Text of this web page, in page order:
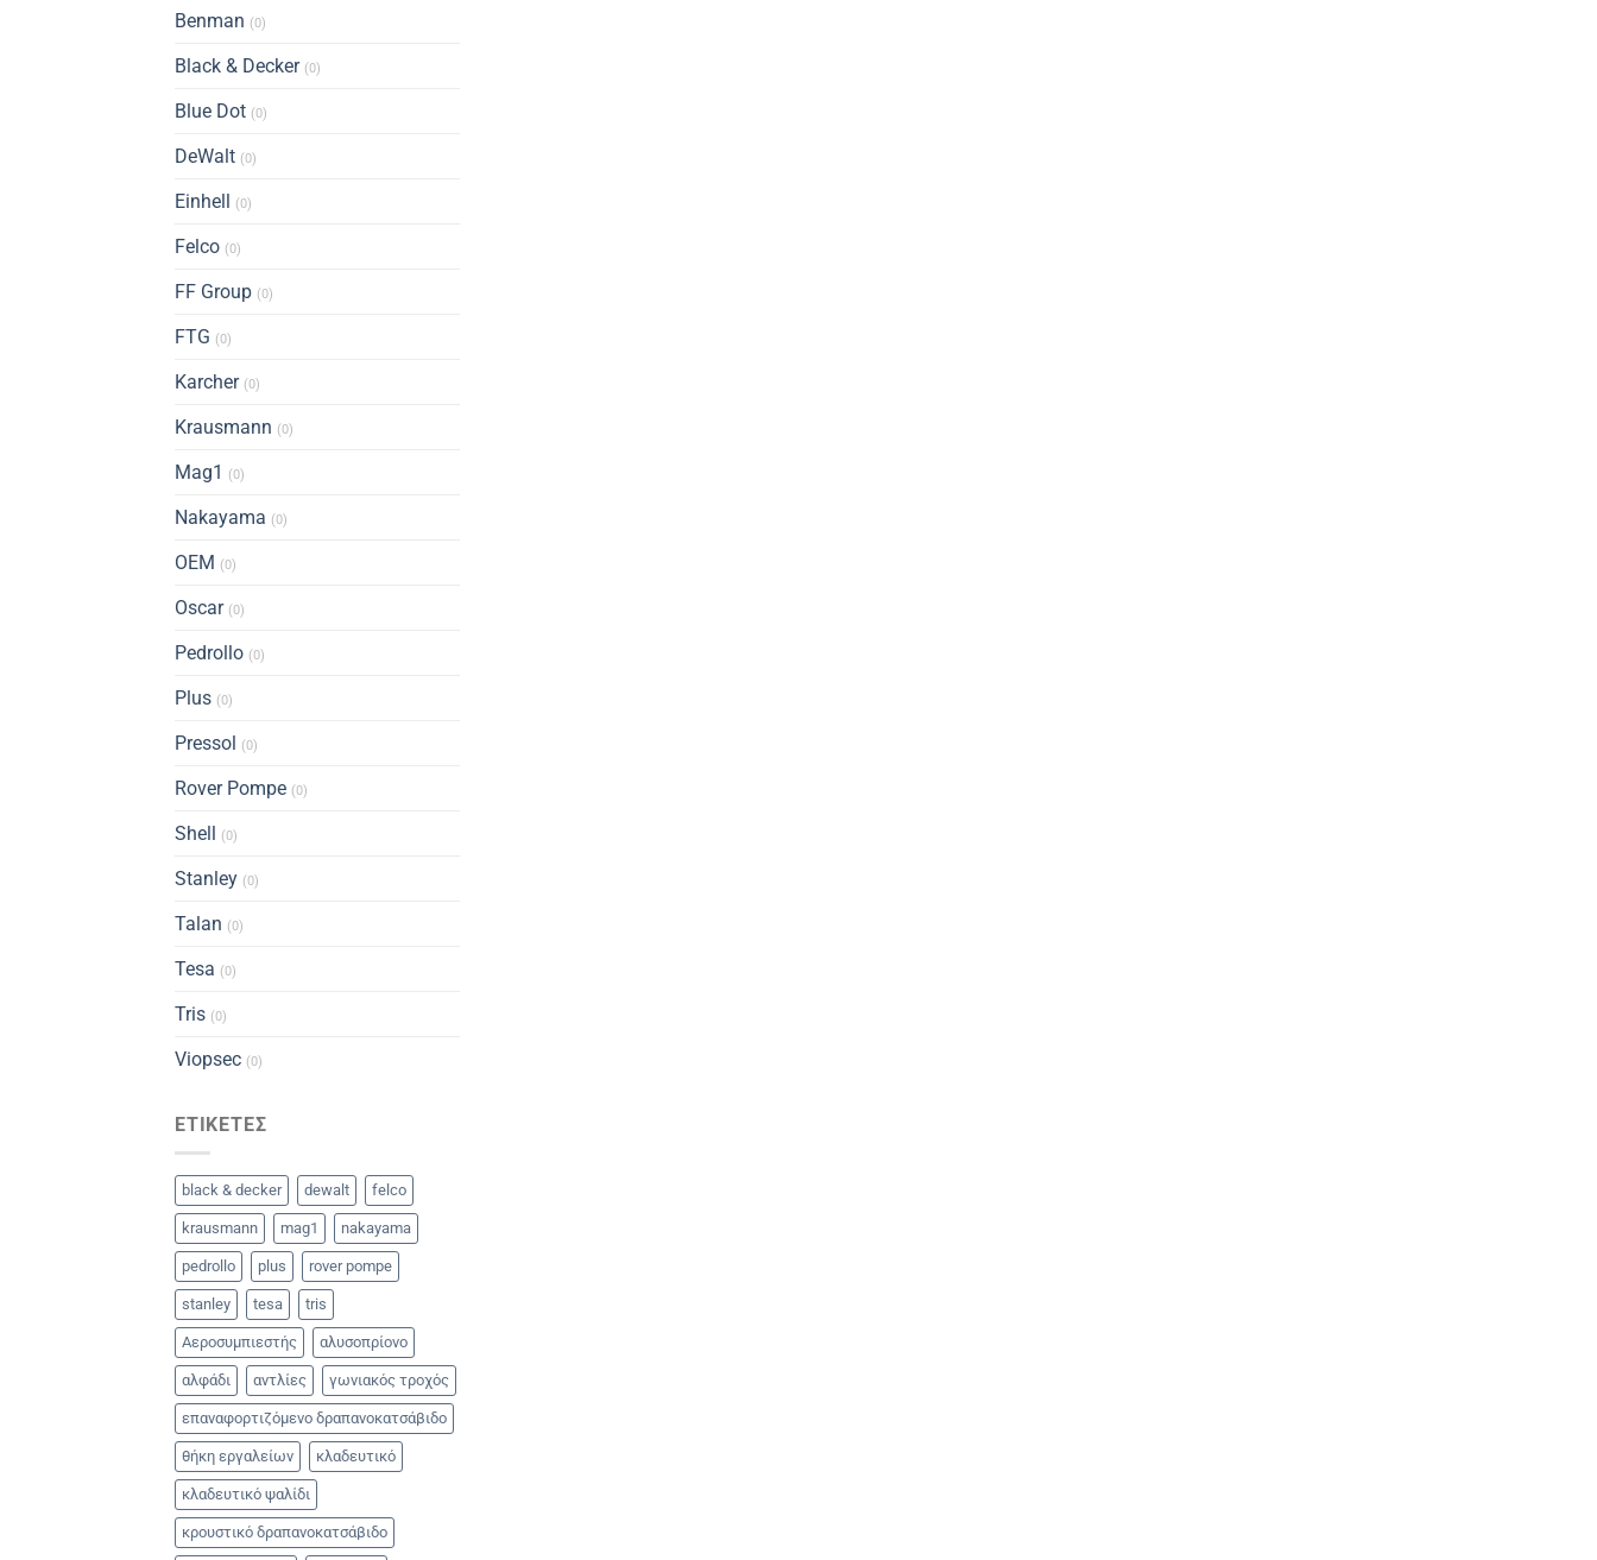
Benman (0)
Black & Decker (0)
Blue Dot (0)
DeWalt (0)
Einhell (0)
Felco (0)
FF Group (0)
FTG (0)
Karcher (0)
Krausmann (0)
Mag1 (0)
Nakayama (0)
OEM (0)
Oscar (0)
Pedrollo (0)
Plus (0)
Pressol (0)
Rover Pompe (0)
Shell (0)
Stanley (0)
Talan (0)
Tesa (0)
Tris (0)
Viopsec (0)
ΕΤΙΚΈΤΕΣ
black & decker dewalt felco
krausmann mag1 nakayama
pedrollo plus rover pompe
stanley tesa tris
Αεροσυμπιεστής αλυσοπρίονο
αλφάδι αντλίες γωνιακός τροχός
επαναφορτιζόμενο δραπανοκατσάβιδο
θήκη εργαλείων κλαδευτικό
κλαδευτικό ψαλίδι
κρουστικό δραπανοκατσάβιδο